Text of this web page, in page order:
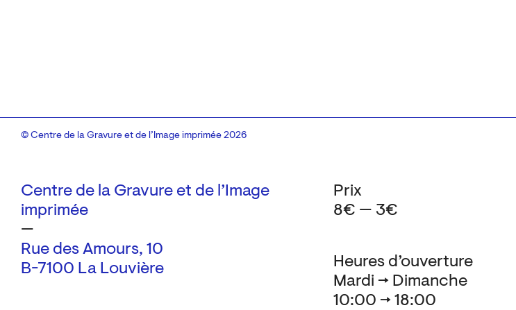
Centre de la Gravure et de l’Image
imprimée
—
Rue des Amours, 10
B-7100 La Louvière
Heures d’ouverture
Mardi → Dimanche
10:00 → 18:00
Prix
8€ — 3€
© Centre de la Gravure et de l’Image imprimée 2026